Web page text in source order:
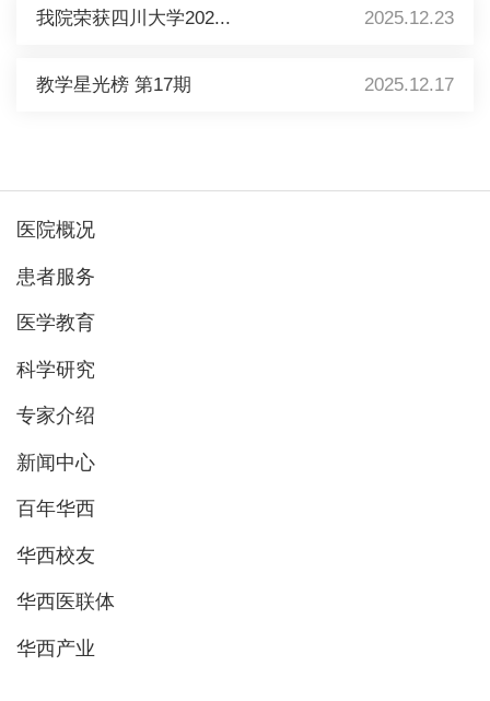
我院荣获四川大学202... 2025.12.23
教学星光榜 第17期 2025.12.17
医院概况
患者服务
医学教育
科学研究
专家介绍
新闻中心
百年华西
华西校友
华西医联体
华西产业